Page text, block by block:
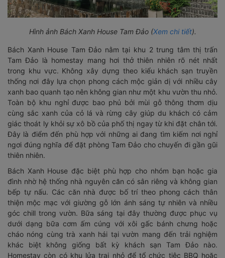
Hình ảnh Bách Xanh House Tam Đảo (Xem chi tiết).
Bách Xanh House Tam Đảo nằm tại khu 2 trung tâm thị trấn
Tam Đảo là homestay mang hơi thở thiên nhiên rõ nét nhất
trong khu vực. Không xây dựng theo kiểu khách sạn truyền
thống nơi đây lựa chọn phong cách mộc giản dị với nhiều cây
xanh bao quanh tạo nên không gian như một khu vườn thu nhỏ.
Toàn bộ khu nghỉ được bao phủ bởi mùi gỗ thông thơm dịu
cùng sắc xanh của cỏ lá và rừng cây giúp du khách có cảm
giác thoát ly khỏi sự xô bồ của phố thị ngay từ khi đặt chân tới.
Đây là điểm đến phù hợp với những ai đang tìm kiếm nơi nghỉ
ngơi đúng nghĩa để đặt phòng Tam Đảo cho chuyến đi gần gũi
thiên nhiên.
Bách Xanh House đặc biệt phù hợp cho nhóm bạn hoặc gia
đình nhờ hệ thống nhà nguyên căn có sân riêng và không gian
bếp tự nấu. Các căn nhà được bố trí theo phong cách thân
thiện mộc mạc với giường gỗ lớn ánh sáng tự nhiên và nhiều
góc chill trong vườn. Bữa sáng tại đây thường được phục vụ
dưới dạng bữa cơm ấm cúng với xôi gấc bánh chưng hoặc
cháo nóng cùng trà xanh hái tại vườn mang đến trải nghiệm
khác biệt không giống bất kỳ khách sạn Tam Đảo nào.
Homestay còn có khu lửa trại nhỏ để tổ chức tiệc BBQ hoặc